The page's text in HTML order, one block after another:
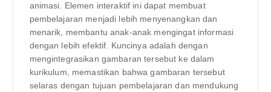
animasi. Elemen interaktif ini dapat membuat
pembelajaran menjadi lebih menyenangkan dan
menarik, membantu anak-anak mengingat informasi
dengan lebih efektif. Kuncinya adalah dengan
mengintegrasikan gambaran tersebut ke dalam
kurikulum, memastikan bahwa gambaran tersebut
selaras dengan tujuan pembelajaran dan mendukung